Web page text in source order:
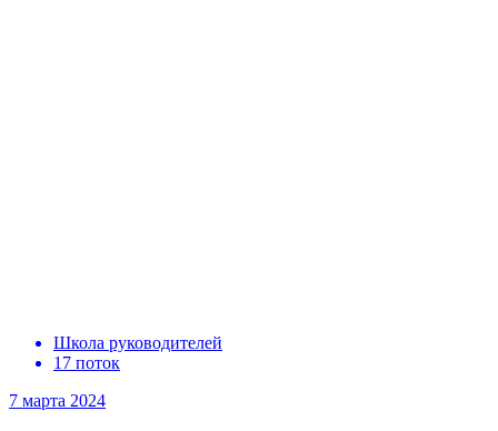
Школа руководителей
17 поток
7 марта 2024